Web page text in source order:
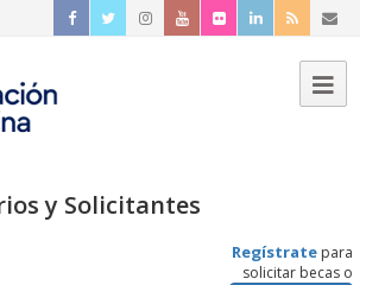
y Solicitantes
Regístrate para
solicitar becas o